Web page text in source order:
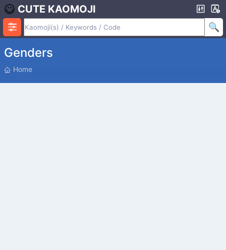
CUTE KAOMOJI
Genders
P
O
Home